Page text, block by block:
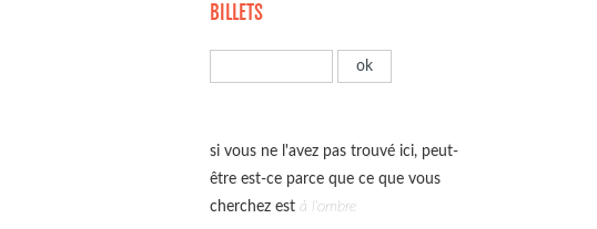
BILLETS
si vous ne l'avez pas trouvé ici, peut-
être est-ce parce que ce que vous
cherchez està l'ombre